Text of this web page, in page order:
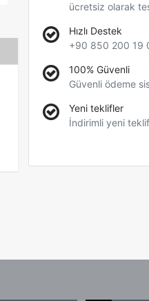
ücretsiz olarak
Hızlı Destek
+90 850 200 19
100% Güvenli
Güvenli ödeme
Yeni teklifler
İndirimli yeni